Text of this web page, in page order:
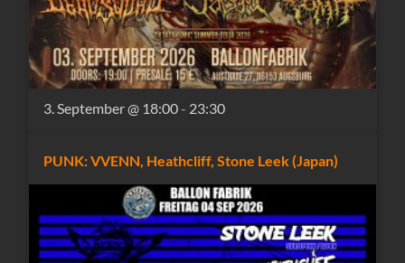
3. September @ 18:00- 23:30
PUNK: VVENN, Heathcliff, Stone Leek (Japan)